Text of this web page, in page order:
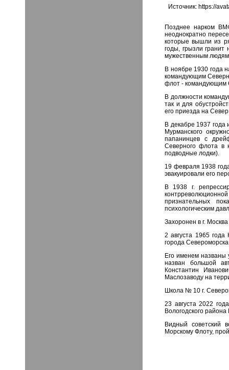
Источник: https://
Позднее нарком
неоднократно
которые вышли из
годы, грызли
мужественным
В ноябре 1930 года
командующим
флот - командующим
В должности
так и для
его приезда на
В декабре 1937
Мурманского
папанинцев с
Северного флота в
подводные лодки).
19 февраля 1938
эвакуировали его
В 1938 г.
признательных
психологическим
Захоронен в г.
2 августа 1965
города
Его именем названы
назван большой
Константин
Маслозаводу на
Школа № 10 г.
23 августа 2022
Вологодского
Видный советский
Морскому Флоту,